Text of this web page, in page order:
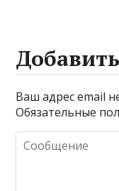
Ваш адрес email
Обязательные